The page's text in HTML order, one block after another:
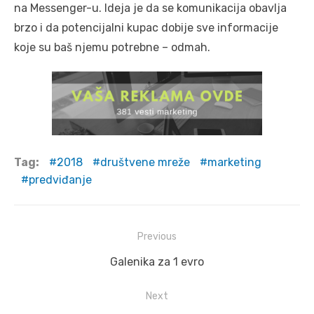
na Messenger-u. Ideja je da se komunikacija obavlja
brzo i da potencijalni kupac dobije sve informacije
koje su baš njemu potrebne – odmah.
Tag: 2018 društvene mreže
marketing
predviđanje
Previous
Previous
Galenika za 1 evro
Next